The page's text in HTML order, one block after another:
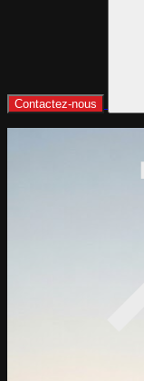
Contactez-nous